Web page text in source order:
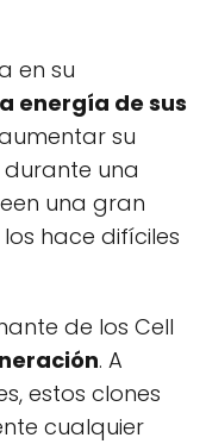
en su
energía de sus
su
una
una gran
hace difíciles
de los Cell
. A
estos clones
cualquier